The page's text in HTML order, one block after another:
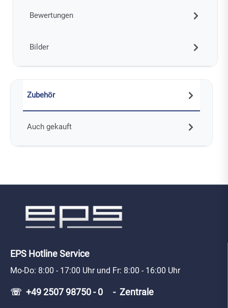
Bewertungen
Bilder
Zubehör
Auch gekauft
EPS Hotline Service
Mo-Do: 8:00 - 17:00 Uhr und Fr: 8:00 - 16:00 Uhr
☏ +49 2507 98750 - 0 - Zentrale